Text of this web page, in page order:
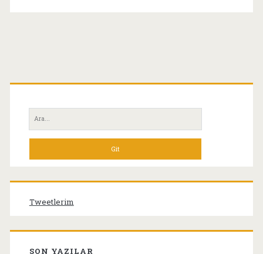
Birincil
Yan
Menü
Ara:
Tweetlerim
SON YAZILAR